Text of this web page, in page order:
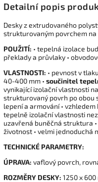
Detailní popis
Desky z extrudovaného
strukturovaným povrchem
POUŽITÍ: • tepelná izolace
překlady a průvlaky •
VLASTNOSTI: • pevnost v
40-400 mm • součinitel
vynikající izolační vlastnosti
strukturovaný povrh po obou
lepení a armování •
tepelně izolační vlastnosti
uzavřená buněčná struktura
životnost • velmi jednoduchá
TECHNICKÉ PARAMETRY:
ÚPRAVA: vaflový povrch,
ROZMĚRY DESKY: 1250 x 600